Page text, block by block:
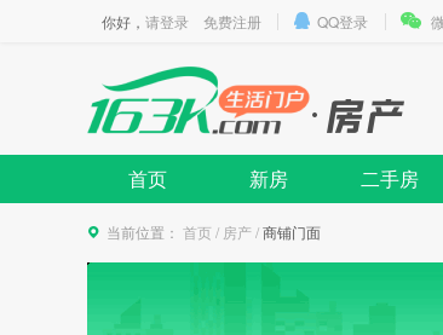
你好， 请登录 免费注册 QQ登录
首页 新房 二手房
当前位置： 首页 / 房产/商铺门面